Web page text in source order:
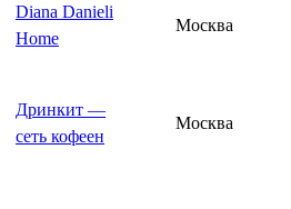
Diana Danieli
Home
Москва
Дринкит —
сеть кофеен
Москва